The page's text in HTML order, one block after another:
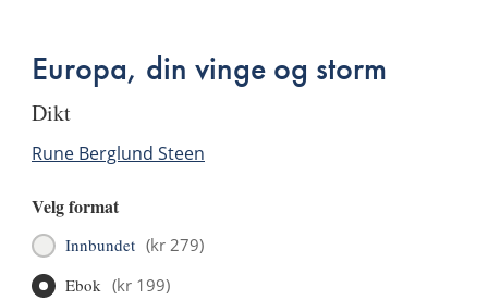
Europa, din vinge og storm
dikt
Rune Berglund Steen
Velg format
Innbundet (kr 279)
Ebok (kr 199)